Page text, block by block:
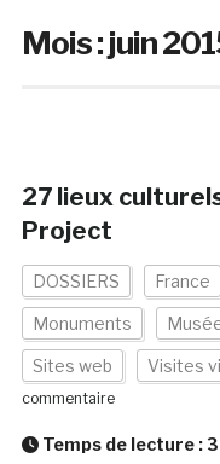
Mois :juin
27 lieux
Project
DOSSIERS France
Monuments
Sites web Visites
commentaire
Temps de lecture : 3